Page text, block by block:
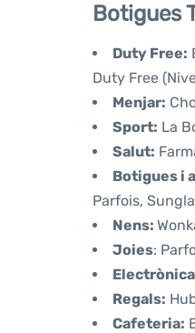
Botigues
Duty Free:
Duty Free
Menjar:
Sport: La
Salut:
Botigues i
Parfois,
Nens:
Joies:
Regals:
Cafeteria: